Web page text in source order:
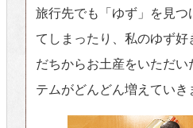
旅行先でも「ゆず」を見つ
てしまったり、私のゆず
だちからお土産をいただい
テムがどんどん増えてい